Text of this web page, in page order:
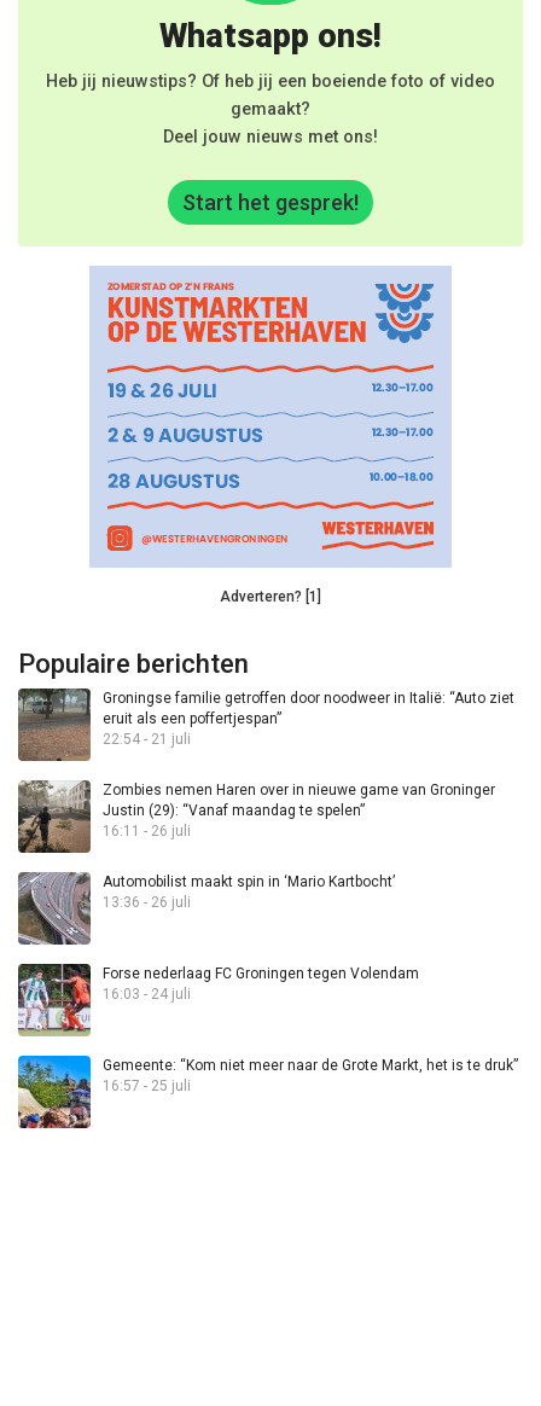
Whatsapp ons!
Heb jij nieuwstips? Of heb jij een boeiende foto of video
gemaakt?
Deel jouw nieuws met ons!
Start het gesprek!
Adverteren? [1]
Populaire berichten
Groningse familie getroffen door noodweer in Italië: “Auto ziet
eruit als een poffertjespan”
22:54 - 21 juli
Zombies nemen Haren over in nieuwe game van Groninger
Justin (29): “Vanaf maandag te spelen”
16:11 - 26 juli
Automobilist maakt spin in ‘Mario Kartbocht’
13:36 - 26 juli
Forse nederlaag FC Groningen tegen Volendam
16:03 - 24 juli
Gemeente: “Kom niet meer naar de Grote Markt, het is te druk”
16:57 - 25 juli